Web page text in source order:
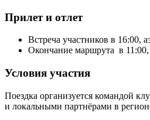
Прилет и отлет
Встреча участников в 16:00,
Окончание маршрута в
Условия участия
Поездка организуется командой
и локальными партнёрами в